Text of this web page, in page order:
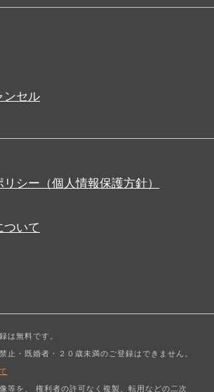
ンセル
シー（個人情報保護方針）
ついて
は無料です。
止・既婚者・２０歳未満のご登録はできません。
等を、 権利者の許可なく複製、転用などの二次